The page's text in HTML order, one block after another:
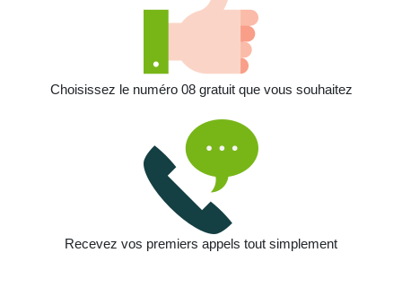
Choisissez le numéro 08 gratuit que vous souhaitez
Recevez vos premiers appels tout simplement